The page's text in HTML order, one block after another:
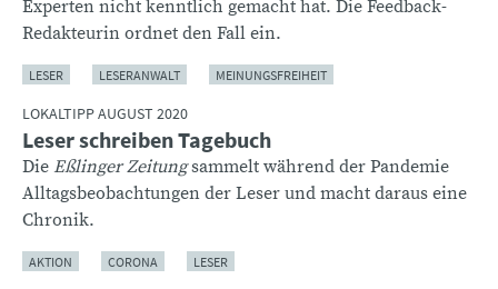
Experten nicht kenntlich gemacht hat. Die Feedback-
Redakteurin ordnet den Fall ein.
LESER LESERANWALT MEINUNGSFREIHEIT
LOKALTIPP AUGUST 2020
Leser schreiben Tagebuch
Die Eßlinger Zeitungsammelt während der Pandemie
Alltagsbeobachtungen der Leser und macht daraus eine
Chronik.
AKTION CORONA LESER